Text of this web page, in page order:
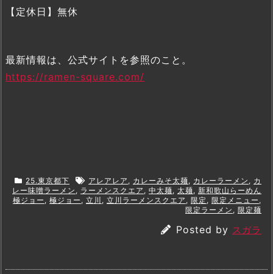
【定休日】無休
最新情報は、公式サイトを参照のこと。
https://ramen-square.com/
25.東京都下 アレアレア , カレーみそ太麺, カレーラーメン , カ
レー味噌ラーメン , ラーメンスクエア , 中太麺, 太麺, 新和歌山らーめん
極ジョー , 極ジョー , 立川 , 立川ラーメンスクエア , 限定 , 限定メニュー ,
限定ラーメン , 限定麺
Posted by スガラ